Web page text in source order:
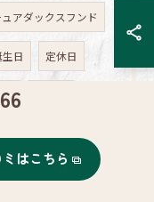
アダックスフンド
日 定休日
せ
ク
はこちら